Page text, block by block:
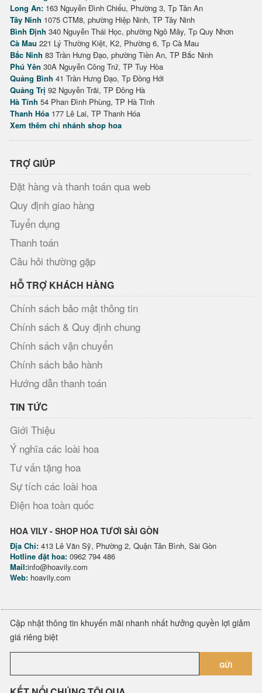
Long An: 163 Nguyễn Đình Chiểu, Phường 3, Tp Tân An
Tây Ninh 1075 CTM8, phường Hiệp Ninh, TP Tây Ninh
Bình Định 340 Nguyễn Thái Học, phường Ngô Mây, Tp Quy Nhơn
Cà Mau 221 Lý Thường Kiệt, K2, Phường 6, Tp Cà Mau
Bắc Ninh 83 Trần Hưng Đạo, phường Tiền An, TP Bắc Ninh
Phú Yên 30A Nguyễn Công Trứ, TP Tuy Hòa
Quảng Bình 41 Trần Hưng Đạo, Tp Đồng Hới
Quảng Trị 92 Nguyễn Trãi, TP Đông Hà
Hà Tĩnh 54 Phan Đình Phùng, TP Hà Tĩnh
Thanh Hóa 177 Lê Lai, TP Thanh Hóa
Xem thêm chi nhánh shop hoa
TRỢ GIÚP
Đặt hàng và thanh toán qua web
Quy định giao hàng
Tuyển dụng
Thanh toán
Câu hỏi thường gặp
HỖ TRỢ KHÁCH HÀNG
Chính sách bảo mật thông tin
Chính sách & Quy định chung
Chính sách vận chuyển
Chính sách bảo hành
Hướng dẫn thanh toán
TIN TỨC
Giới Thiệu
Ý nghĩa các loài hoa
Tư vấn tặng hoa
Sự tích các loài hoa
Điện hoa toàn quốc
HOA VILY - SHOP HOA TƯƠI SÀI GÒN
Địa Chỉ: 413 Lê Văn Sỹ, Phường 2, Quận Tân Bình, Sài Gòn
Hotline đặt hoa: 0962 794 486
Mail:info@hoavily.com
Web: hoavily.com
Cập nhật thông tin khuyến mãi nhanh nhất hưởng quyền lợi giảm
giá riêng biệt
GỬI